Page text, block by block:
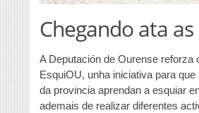
Chegando ata as
A Deputación de Ourense reforza
EsquiOU, unha iniciativa para que
da provincia aprendan a esquiar
ademais de realizar diferentes